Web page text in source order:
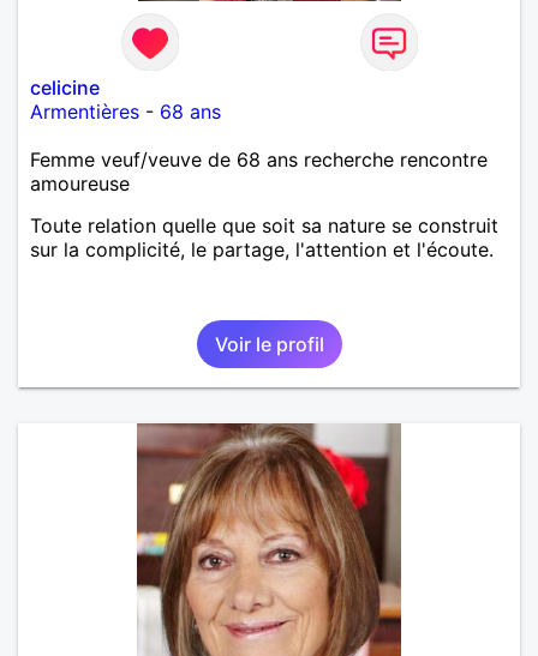
celicine
Armentières - 68 ans
Femme veuf/veuve de 68 ans recherche rencontre
amoureuse
Toute relation quelle que soit sa nature se construit
sur la complicité, le partage, l'attention et l'écoute.
Voir le profil